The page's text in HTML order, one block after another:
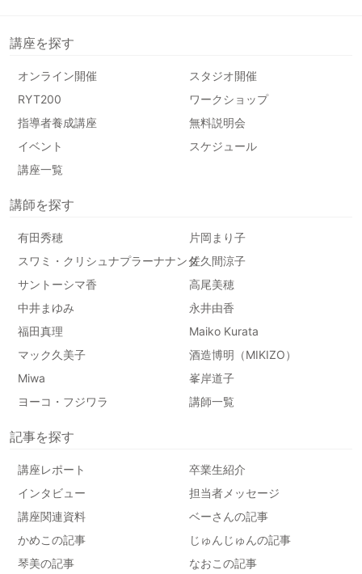
講座を探す
オンライン開催
スタジオ開催
RYT200
ワークショップ
指導者養成講座
無料説明会
イベント
スケジュール
講座一覧
講師を探す
有田秀穂
片岡まり子
スワミ・クリシュナプラーナナンダ佐久間涼子
サントーシマ香
高尾美穂
中井まゆみ
永井由香
福田真理
Maiko Kurata
マック久美子
酒造博明（MIKIZO）
Miwa
峯岸道子
ヨーコ・フジワラ
講師一覧
記事を探す
講座レポート
卒業生紹介
インタビュー
担当者メッセージ
講座関連資料
ベーさんの記事
かめこの記事
じゅんじゅんの記事
琴美の記事
なおこの記事